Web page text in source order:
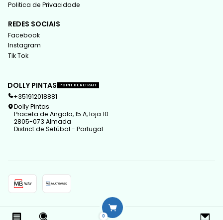
0
Politica de Privacidade
REDES SOCIAIS
Facebook
Instagram
Tik Tok
DOLLY PINTAS POINT DE RETRAIT
+351912018881
Dolly Pintas
Praceta de Angola, 15 A, loja 10
2805-073 Almada
District de Setúbal - Portugal
2026 Dolly Pintas.
Tous droits réservés.
Propulsé par Jumpseller